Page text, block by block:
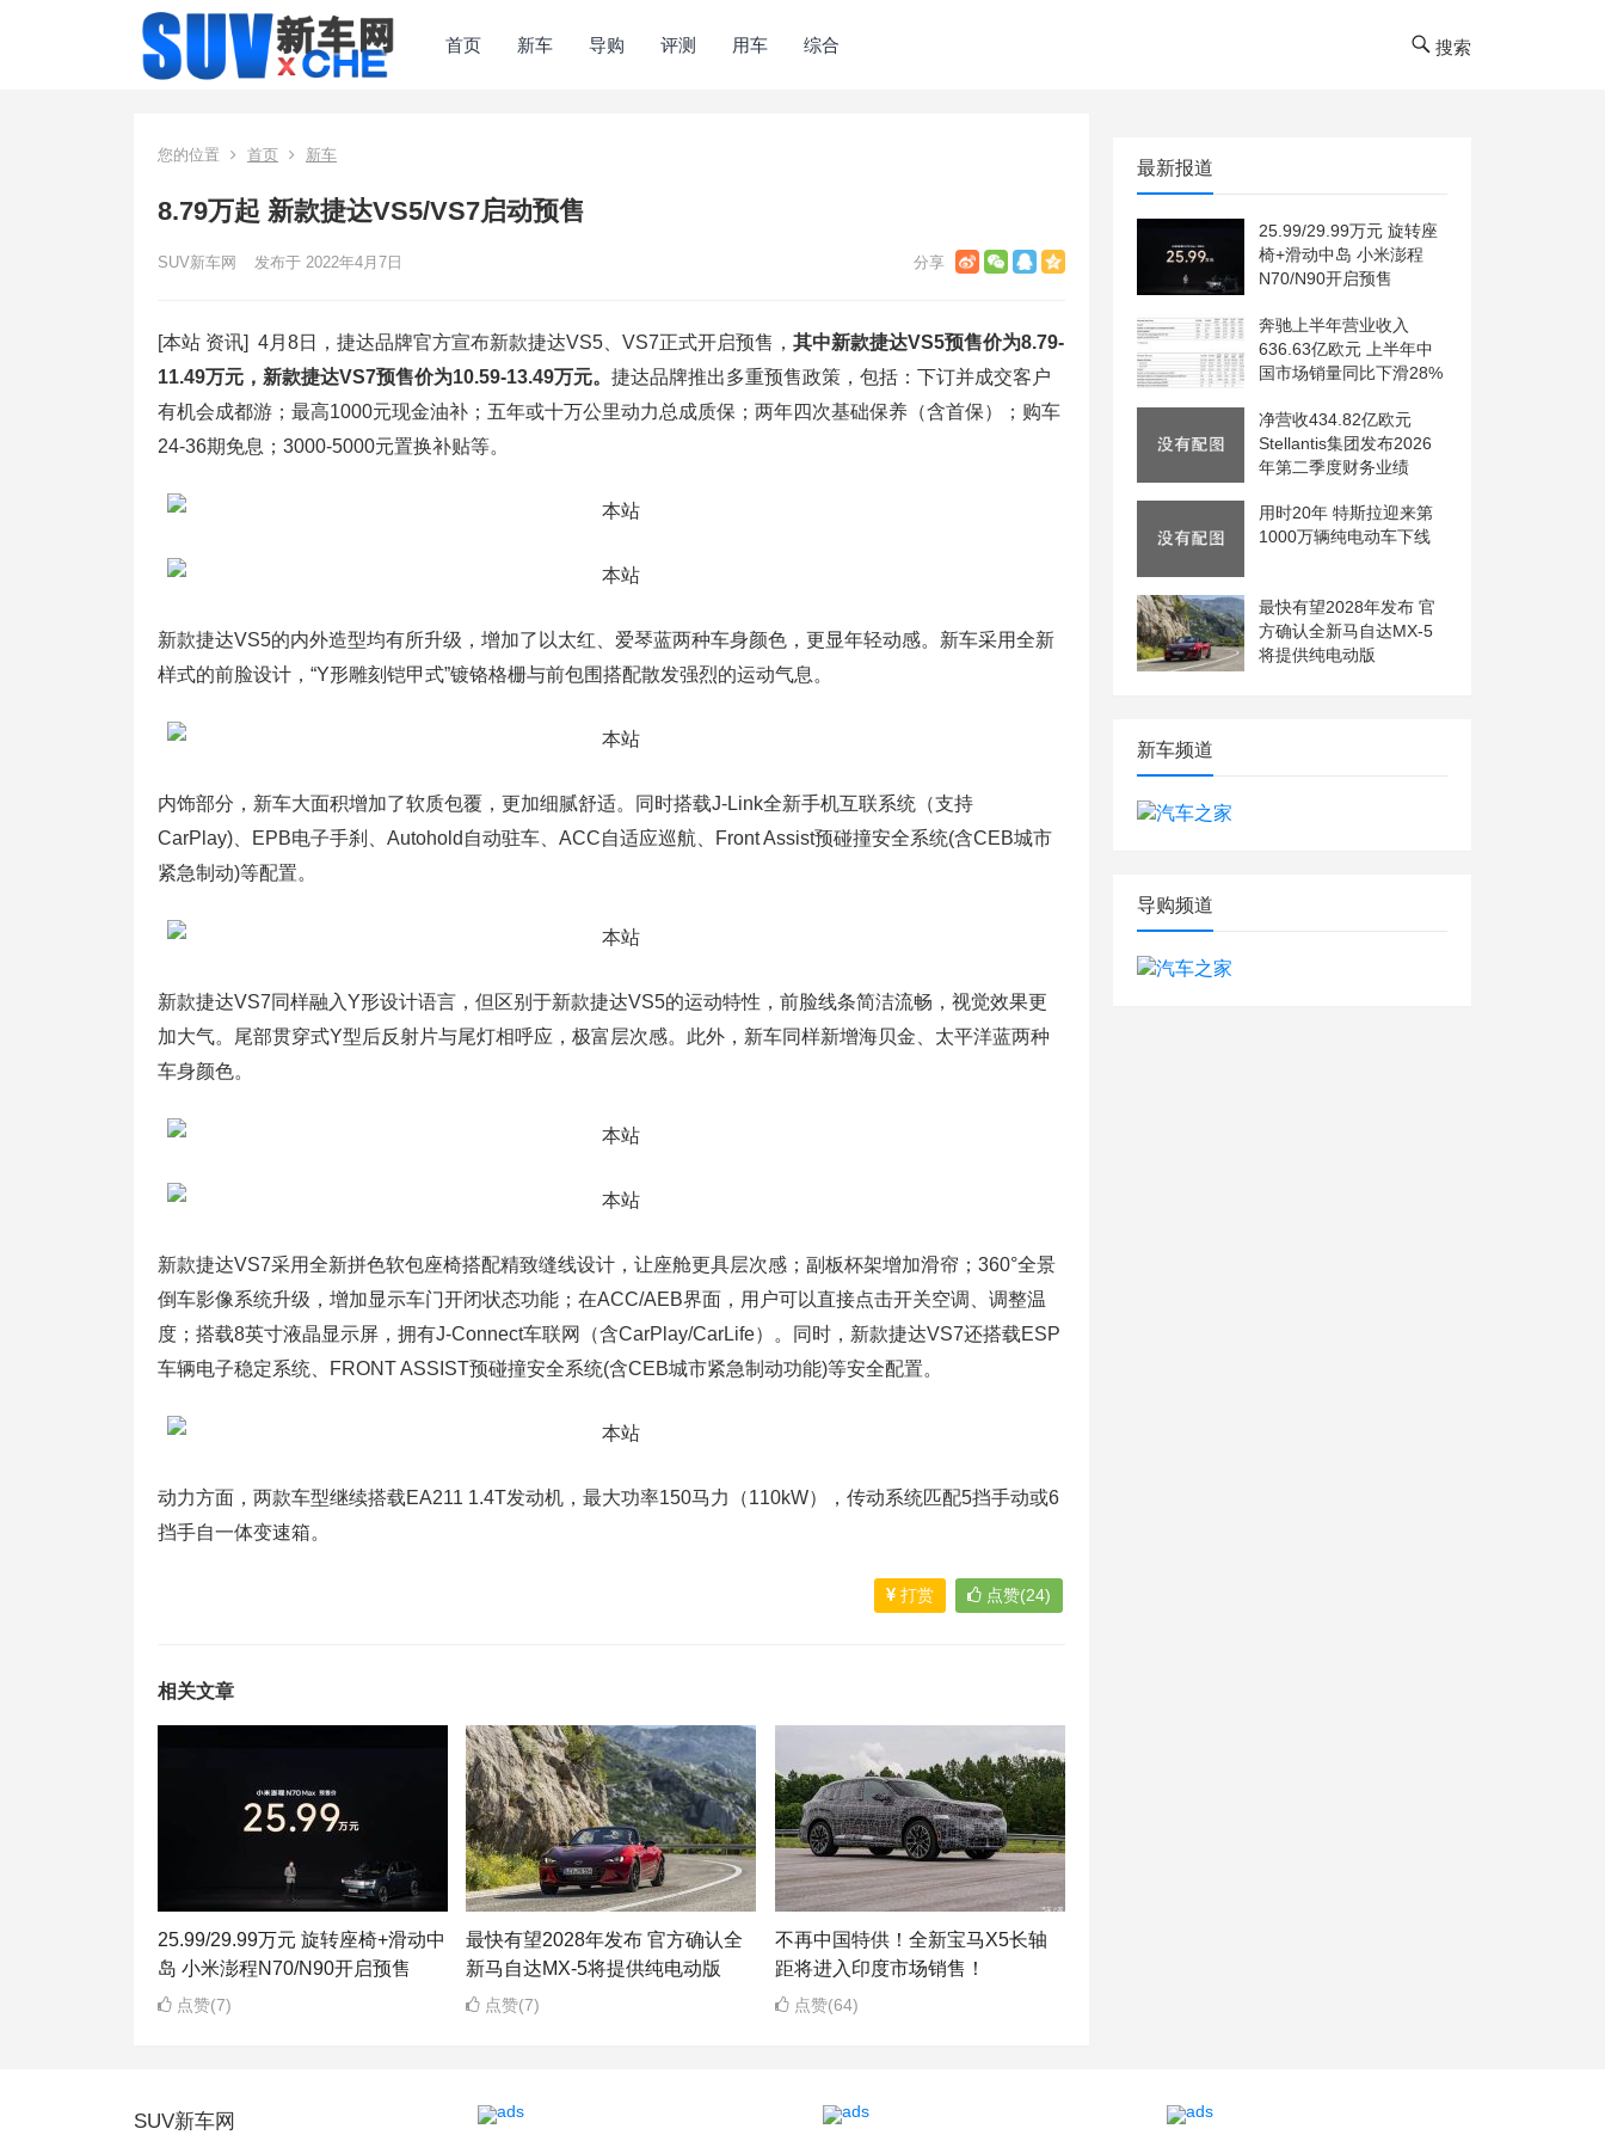
首页 新车 导购 评测 用车 综合 搜索
您的位置 首页 新车
8.79万起 新款捷达VS5/VS7启动预售
SUV新车网 发布于 2022年4月7日
[本站 资讯] 4月8日，捷达品牌官方宣布新款捷达VS5、VS7正式开启预售， 其中新款捷达VS5预售价为8.79-
11.49万元，新款捷达VS7预售价为10.59-13.49万元。 捷达品牌推出多重预售政策，包括：下订并成交客户
有机会成都游；最高1000元现金油补；五年或十万公里动力总成质保；两年四次基础保养（含首保）；购车
24-36期免息；3000-5000元置换补贴等。
新款捷达VS5的内外造型均有所升级，增加了以太红、爱琴蓝两种车身颜色，更显年轻动感。新车采用全新
样式的前脸设计，“Y形雕刻铠甲式”镀铬格栅与前包围搭配散发强烈的运动气息。
内饰部分，新车大面积增加了软质包覆，更加细腻舒适。同时搭载J-Link全新手机互联系统（支持
CarPlay)、EPB电子手刹、Autohold自动驻车、ACC自适应巡航、Front Assist预碰撞安全系统(含CEB城市
紧急制动)等配置。
新款捷达VS7同样融入Y形设计语言，但区别于新款捷达VS5的运动特性，前脸线条简洁流畅，视觉效果更
加大气。尾部贯穿式Y型后反射片与尾灯相呼应，极富层次感。此外，新车同样新增海贝金、太平洋蓝两种
车身颜色。
新款捷达VS7采用全新拼色软包座椅搭配精致缝线设计，让座舱更具层次感；副板杯架增加滑帘；360°全景
倒车影像系统升级，增加显示车门开闭状态功能；在ACC/AEB界面，用户可以直接点击开关空调、调整温
度；搭载8英寸液晶显示屏，拥有J-Connect车联网（含CarPlay/CarLife）。同时，新款捷达VS7还搭载ESP
车辆电子稳定系统、FRONT ASSIST预碰撞安全系统(含CEB城市紧急制动功能)等安全配置。
动力方面，两款车型继续搭载EA211 1.4T发动机，最大功率150马力（110kW），传动系统匹配5挡手动或6
挡手自一体变速箱。
打赏 点赞(24)
相关文章
25.99/29.99万元 旋转座椅+滑动中
岛 小米澎程N70/N90开启预售
点赞(7)
最快有望2028年发布 官方确认全
新马自达MX-5将提供纯电动版
点赞(7)
不再中国特供！全新宝马X5长轴
距将进入印度市场销售！
点赞(64)
最新报道
25.99/29.99万元 旋转座
椅+滑动中岛 小米澎程
N70/N90开启预售
奔驰上半年营业收入
636.63亿欧元 上半年中
国市场销量同比下滑28%
净营收434.82亿欧元
Stellantis集团发布2026
年第二季度财务业绩
用时20年 特斯拉迎来第
1000万辆纯电动车下线
最快有望2028年发布 官
方确认全新马自达MX-5
将提供纯电动版
新车频道
导购频道
SUV新车网